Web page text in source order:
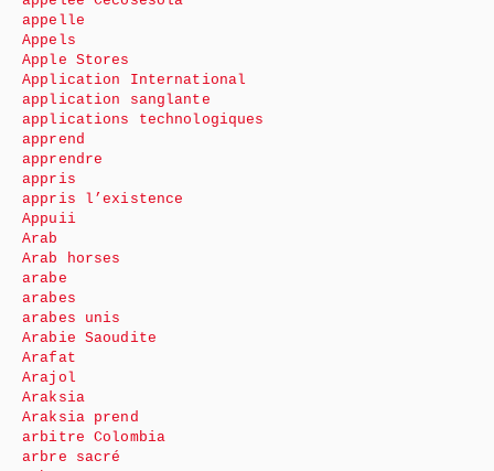
appelle
Appels
Apple Stores
Application International
application sanglante
applications technologiques
apprend
apprendre
appris
appris l’existence
Appuii
Arab
Arab horses
arabe
arabes
arabes unis
Arabie Saoudite
Arafat
Arajol
Araksia
Araksia prend
arbitre Colombia
arbre sacré